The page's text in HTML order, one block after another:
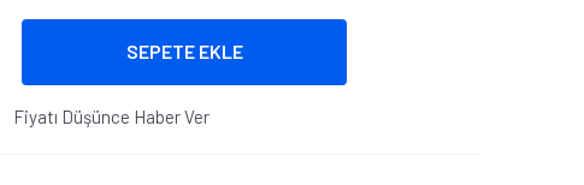
SEPETE EKLE
Fiyatı Düşünce Haber Ver